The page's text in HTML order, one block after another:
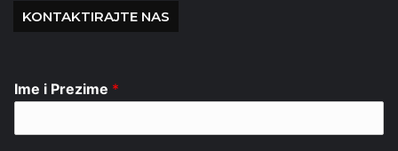
KONTAKTIRAJTE NAS
Ime i Prezime *